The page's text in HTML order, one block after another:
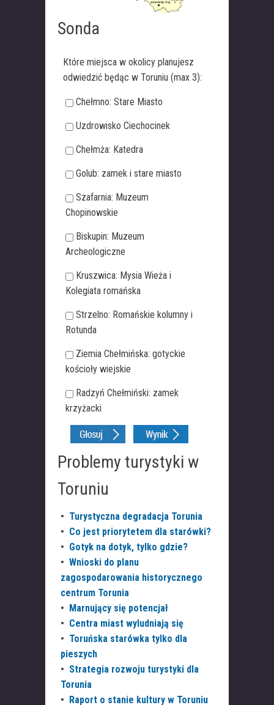
Sonda
Które miejsca w okolicy planujesz
odwiedzić będąc w Toruniu (max 3):
Chełmno: Stare Miasto
Uzdrowisko Ciechocinek
Chełmża: Katedra
Golub: zamek i stare miasto
Szafarnia: Muzeum
Chopinowskie
Biskupin: Muzeum
Archeologiczne
Kruszwica: Mysia Wieża i
Kolegiata romańska
Strzelno: Romańskie kolumny i
Rotunda
Ziemia Chełmińska: gotyckie
kościoły wiejskie
Radzyń Chełmiński: zamek
krzyżacki
Problemy turystyki w
Toruniu
• Turystyczna degradacja Torunia
• Co jest priorytetem dla starówki?
• Gotyk na dotyk, tylko gdzie?
• Wnioski do planu
zagospodarowania historycznego
centrum Torunia
•
Marnujący się potencjał
• Centra miast wyludniają się
• Toruńska starówka tylko dla
pieszych
• Strategia rozwoju turystyki dla
Torunia
•
Raport o stanie kultury w Toruniu